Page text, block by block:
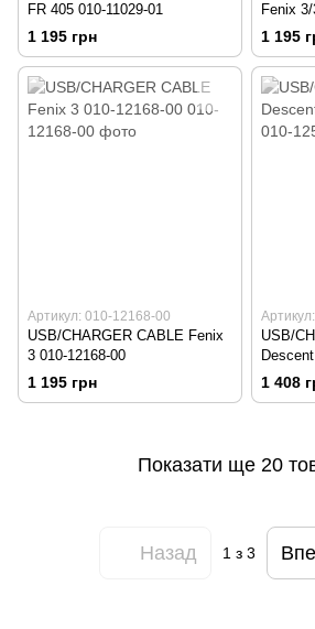
FR 405 010-11029-01
1 195 грн
Fenix
Bravo/
1 195
Артикул: 010-12168-00
USB/CHARGER CABLE Fenix
3 010-12168-00
1 195 грн
USB/
1 408
Показати ще 20
Назад 1з 3